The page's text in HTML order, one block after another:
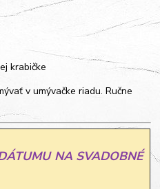
krabičke
v umývačke riadu. Ručne
NA SVADOBNÉ